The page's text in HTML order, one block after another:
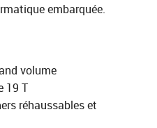
embarquée.
volume
19 T
réhaussables et